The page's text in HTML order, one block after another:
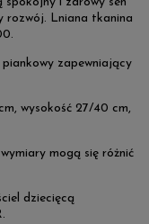
rozwój. Lniana tkanina
zapewniający
wysokość 27/40 cm,
mogą się różnić
dziecięcą